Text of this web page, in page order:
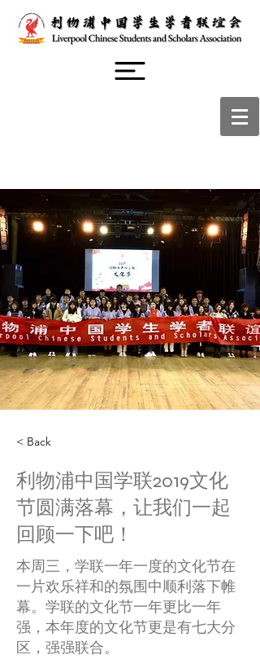
< Back
利物浦中国学联2019文化
节圆满落幕，让我们一起
回顾一下吧！
本周三，学联一年一度的文化节在
一片欢乐祥和的氛围中顺利落下帷
幕。学联的文化节一年更比一年
强，本年度的文化节更是有七大分
区，强强联合。